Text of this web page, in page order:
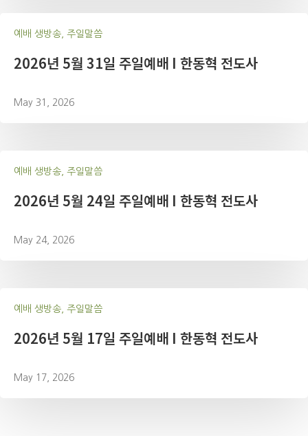
예배 생방송, 주일말씀
2026년 5월 31일 주일예배 I 한동혁 전도사
May 31, 2026
예배 생방송, 주일말씀
2026년 5월 24일 주일예배 I 한동혁 전도사
May 24, 2026
예배 생방송, 주일말씀
2026년 5월 17일 주일예배 I 한동혁 전도사
May 17, 2026